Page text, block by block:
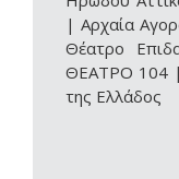
| Αρχαία
Θέατρο
ΘΕΑΤΡΟ 104 |
της Ελλάδος